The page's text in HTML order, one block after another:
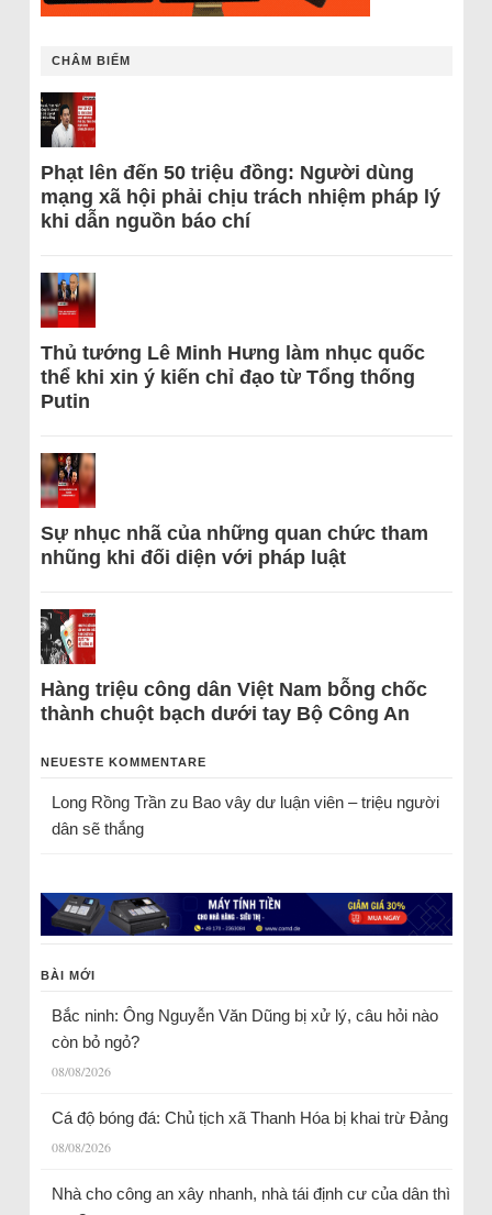
CHÂM BIẾM
Phạt lên đến 50 triệu đồng: Người dùng
mạng xã hội phải chịu trách nhiệm pháp lý
khi dẫn nguồn báo chí
Thủ tướng Lê Minh Hưng làm nhục quốc
thể khi xin ý kiến chỉ đạo từ Tổng thống
Putin
Sự nhục nhã của những quan chức tham
nhũng khi đối diện với pháp luật
Hàng triệu công dân Việt Nam bỗng chốc
thành chuột bạch dưới tay Bộ Công An
NEUESTE KOMMENTARE
Long Rồng Trầnzu Bao vây dư luận viên – triệu người
dân sẽ thắng
BÀI MỚI
Bắc ninh: Ông Nguyễn Văn Dũng bị xử lý, câu hỏi nào
còn bỏ ngỏ?
08/08/2026
Cá độ bóng đá: Chủ tịch xã Thanh Hóa bị khai trừ Đảng
08/08/2026
Nhà cho công an xây nhanh, nhà tái định cư của dân thì